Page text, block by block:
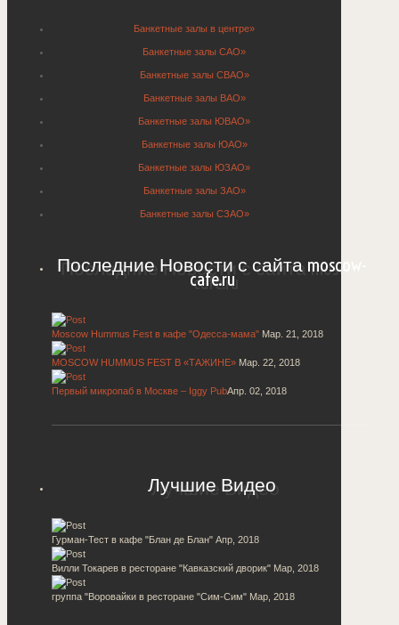
Банкетные залы в центре»
Банкетные залы САО»
Банкетные залы СВАО»
Банкетные залы ВАО»
Банкетные залы ЮВАО»
Банкетные залы ЮАО»
Банкетные залы ЮЗАО»
Банкетные залы ЗАО»
Банкетные залы СЗАО»
Последние Новости с сайта moscow-
cafe.ru
Moscow Hummus Fest в кафе "Одесса-мама" Мар. 21, 2018
MOSCOW HUMMUS FEST В «ТАЖИНЕ» Мар. 22, 2018
Первый микропаб в Москве – Iggy PubАпр. 02, 2018
Лучшие Видео
Гурман-Тест в кафе "Блан де Блан" Апр, 2018
Вилли Токарев в ресторане "Кавказский дворик" Мар, 2018
группа "Воровайки в ресторане "Сим-Сим" Мар, 2018